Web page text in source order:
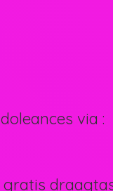
via :
gratis